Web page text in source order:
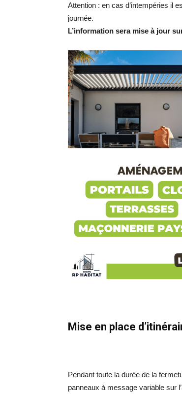
Attention : en cas d’intempéries il
journée.
L’information sera mise à jour
Mise en place
Pendant toute la durée de la
panneaux à message variable sur